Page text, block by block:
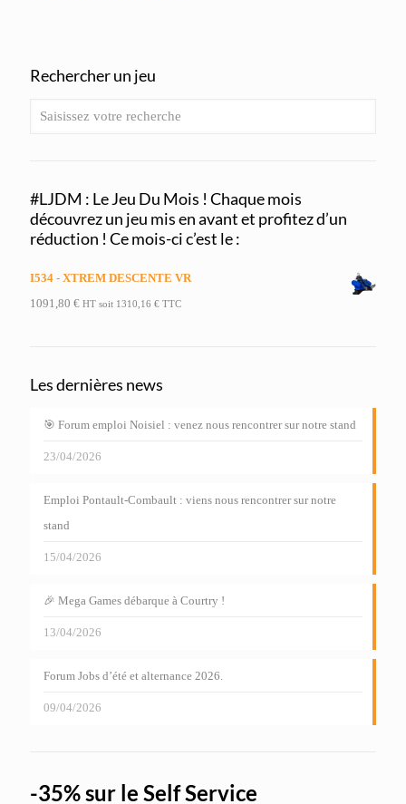
Rechercher un jeu
#LJDM : Le Jeu Du Mois ! Chaque mois
découvrez un jeu mis en avant et profitez d’un
réduction ! Ce mois-ci c’est le :
I534 - XTREM DESCENTE VR
1091,80 € HT soit 1310,16 € TTC
Les dernières news
🎯 Forum emploi Noisiel : venez nous rencontrer sur notre stand
23/04/2026
Emploi Pontault-Combault : viens nous rencontrer sur notre
stand
15/04/2026
🎉 Mega Games débarque à Courtry !
13/04/2026
Forum Jobs d’été et alternance 2026.
09/04/2026
-35% sur le Self Service